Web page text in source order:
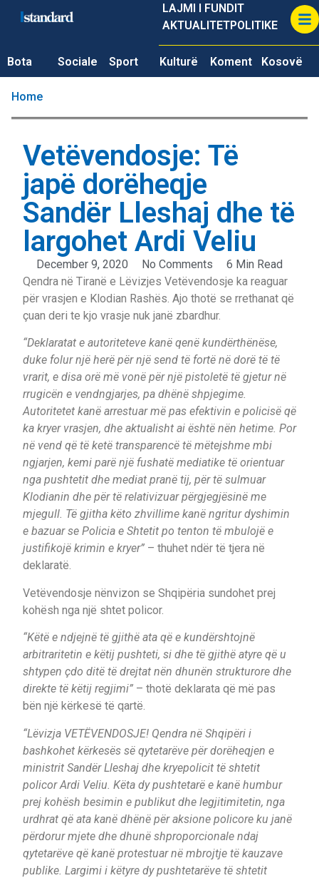
LAJMI I FUNDIT
AKTUALITETPOLITIKE
Bota Sociale Sport Kulturë Koment Kosovë
Home
Vetëvendosje: Të
japë dorëheqje
Sandër Lleshaj dhe të
largohet Ardi Veliu
December 9, 2020 No Comments
6 Min Read
Qendra në Tiranë e Lëvizjes Vetëvendosje ka reaguar
për vrasjen e Klodian Rashës. Ajo thotë se rrethanat që
çuan deri te kjo vrasje nuk janë zbardhur.
“Deklaratat e autoriteteve kanë qenë kundërthënëse,
duke folur një herë për një send të fortë në dorë të të
vrarit, e disa orë më vonë për një pistoletë të gjetur në
rrugicën e vendngjarjes, pa dhënë shpjegime.
Autoritetet kanë arrestuar më pas efektivin e policisë që
ka kryer vrasjen, dhe aktualisht ai është nën hetime. Por
në vend që të ketë transparencë të mëtejshme mbi
ngjarjen, kemi parë një fushatë mediatike të orientuar
nga pushtetit dhe mediat pranë tij, për të sulmuar
Klodianin dhe për të relativizuar përgjegjësinë me
mjegull. Të gjitha këto zhvillime kanë ngritur dyshimin
e bazuar se Policia e Shtetit po tenton të mbulojë e
justifikojë krimin e kryer” – thuhet ndër të tjera në
deklaratë.
Vetëvendosje nënvizon se Shqipëria sundohet prej
kohësh nga një shtet policor.
“Këtë e ndjejnë të gjithë ata që e kundërshtojnë
arbitraritetin e këtij pushteti, si dhe të gjithë atyre që u
shtypen çdo ditë të drejtat nën dhunën strukturore dhe
direkte të këtij regjimi” – thotë deklarata që më pas
bën një kërkesë të qartë.
“Lëvizja VETËVENDOSJE! Qendra në Shqipëri i
bashkohet kërkesës së qytetarëve për dorëheqjen e
ministrit Sandër Lleshaj dhe kryepolicit të shtetit
policor Ardi Veliu. Këta dy pushtetarë e kanë humbur
prej kohësh besimin e publikut dhe legjitimitetin, nga
urdhrat që ata kanë dhënë për aksione policore ku janë
përdorur mjete dhe dhunë shproporcionale ndaj
qytetarëve që kanë protestuar në mbrojtje të kauzave
publike. Largimi i këtyre dy pushtetarëve të shtetit